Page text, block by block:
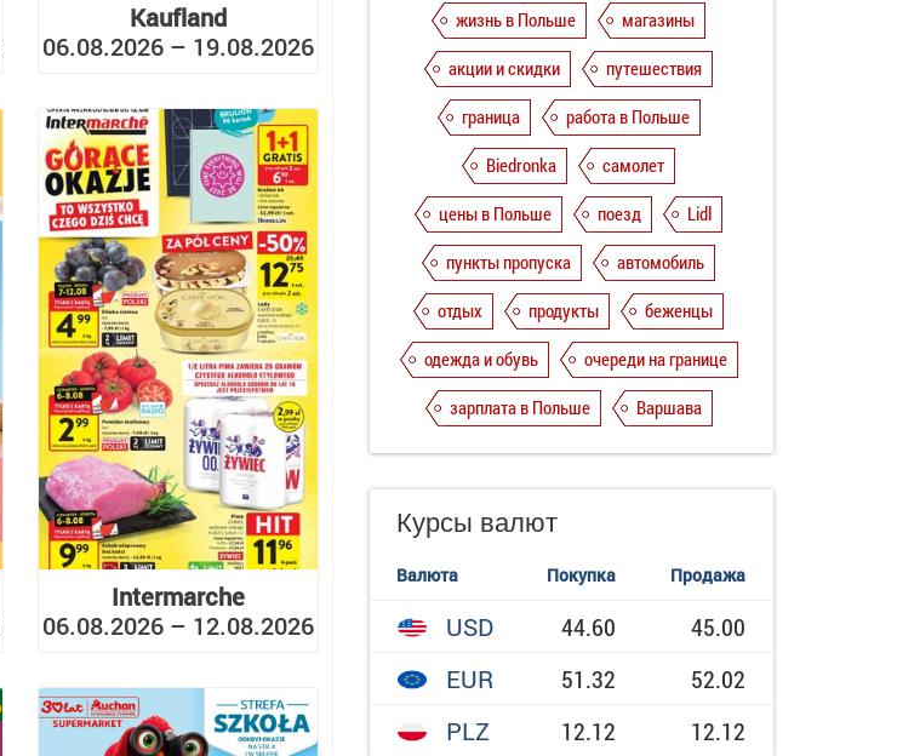
Kaufland
06.08.2026 – 19.08.2026
Intermarche
06.08.2026 – 12.08.2026
жизнь в Польше
магазины
акции и скидки
путешествия
граница
работа в Польше
Biedronka
самолет
цены в Польше
поезд
Lidl
пункты пропуска
автомобиль
отдых
продукты
беженцы
одежда и обувь
очереди на границе
зарплата в Польше
Варшава
Курсы валют
Валюта Покупка Продажа
USD 44.60
45.00
EUR
51.32
52.02
PLZ
12.12 12.12